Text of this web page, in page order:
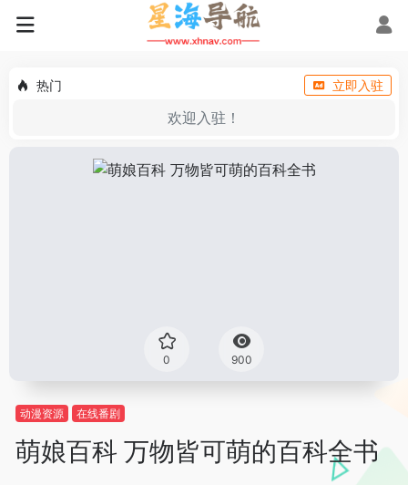
热门 立即入驻
欢迎入驻！
0 900
动漫资源 在线番剧
萌娘百科 万物皆可萌的百科全书